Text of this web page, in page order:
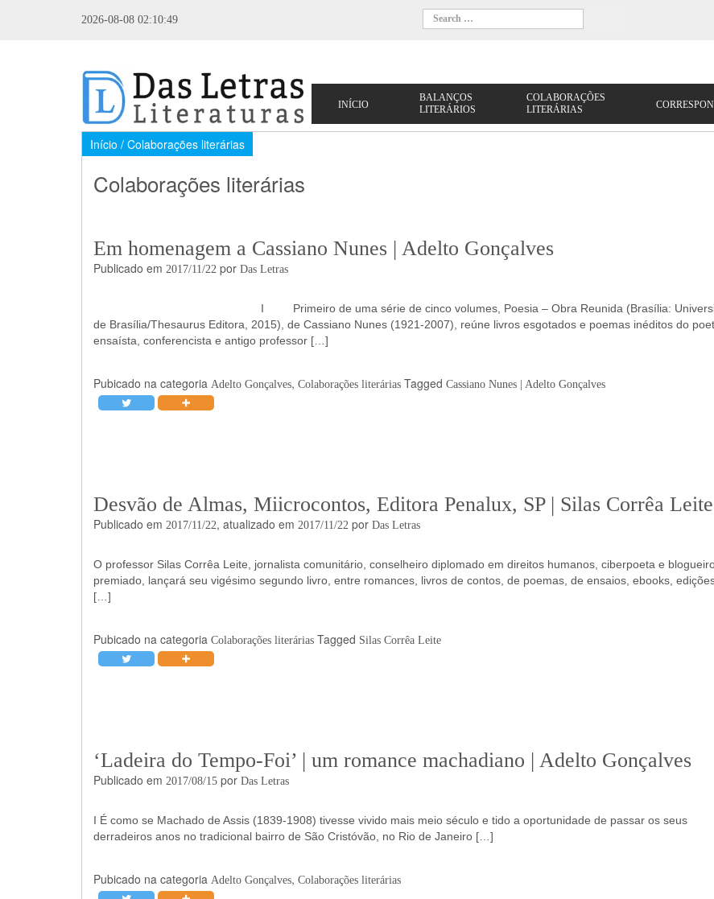
2026-08-08 02:10:49
Início / Colaborações literárias
Colaborações literárias
Em homenagem a Cassiano Nunes | Adelto Gonçalves
Publicado em 2017/11/22por Das Letras
I Primeiro de uma série de cinco volumes, Poesia – Obra Reunida (Brasília:
de Brasília/Thesaurus Editora, 2015), de Cassiano Nunes (1921-2007), reúne livros esgotados e poemas inéditos do
ensaísta, conferencista e antigo professor […]
Pubicado na categoria Adelto Gonçalves, Colaborações literárias Tagged Cassiano Nunes | Adelto Gonçalves
Desvão de Almas, Miicrocontos, Editora Penalux, SP | Silas Corrêa Leite
Publicado em 2017/11/22, atualizado em 2017/11/22 por Das Letras
O professor Silas Corrêa Leite, jornalista comunitário, conselheiro diplomado em direitos humanos, ciberpoeta e
premiado, lançará seu vigésimo segundo livro, entre romances, livros de contos, de poemas, de ensaios, ebooks,
[…]
Pubicado na categoria Colaborações literárias Tagged Silas Corrêa Leite
‘Ladeira do Tempo-Foi’ | um romance machadiano | Adelto Gonçalves
Publicado em 2017/08/15por Das Letras
I É como se Machado de Assis (1839-1908) tivesse vivido mais meio século e tido a oportunidade de passar os seus
derradeiros anos no tradicional bairro de São Cristóvão, no Rio de Janeiro […]
Pubicado na categoria Adelto Gonçalves, Colaborações literárias